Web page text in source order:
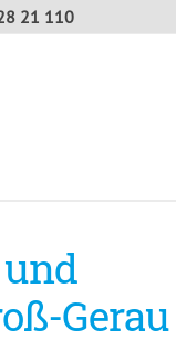
21 110
Gerau